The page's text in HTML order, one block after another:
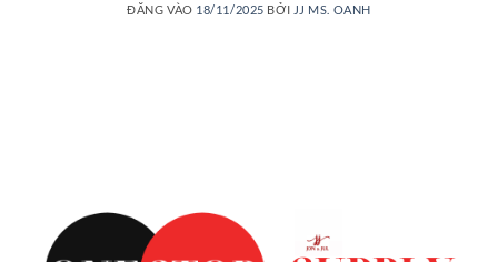
ĐĂNG VÀO 18/11/2025 BỞI JJ MS. OANH